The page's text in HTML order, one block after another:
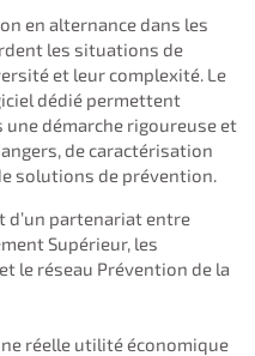
en alternance dans les
les situations de
et leur complexité. Le
dédié permettent
une démarche rigoureuse et
de caractérisation
solutions de prévention.
d’un partenariat entre
Supérieur, les
le réseau Prévention de la
réelle utilité économique